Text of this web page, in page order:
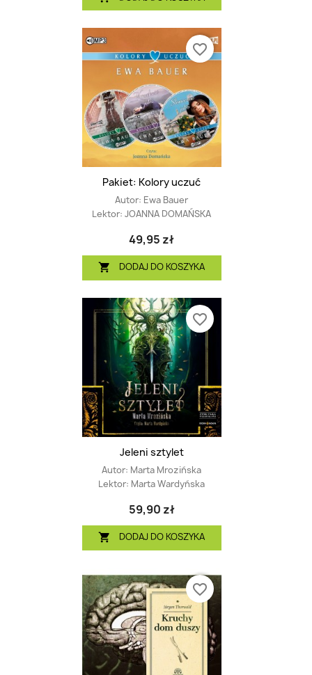
Pakiet: Kolory uczuć
Autor: Ewa Bauer
Lektor: JOANNA DOMAŃSKA
49,95 zł
 DODAJ DO KOSZYKA
favorite_border
Jeleni sztylet
Autor: Marta Mrozińska
Lektor: Marta Wardyńska
59,90 zł
 DODAJ DO KOSZYKA
favorite_border
favorite_border